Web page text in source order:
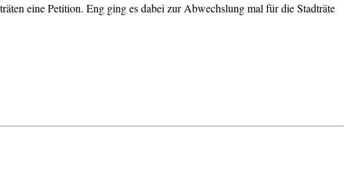
eine Petition. Eng ging es dabei zur Abwechslung mal für die Stadträte